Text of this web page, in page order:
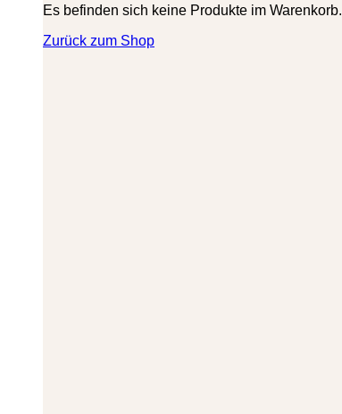
Es befinden sich keine Produkte im Warenkorb.
Zurück zum Shop